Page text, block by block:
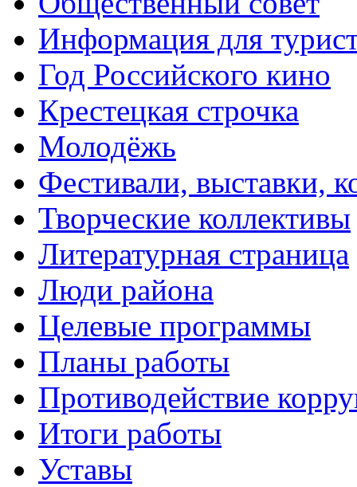
Информация для
Год Российского кино
Крестецкая строчка
Молодёжь
Фестивали, выставки,
Творческие коллективы
Литературная страница
Люди района
Целевые программы
Планы работы
Противодействие
Итоги работы
Уставы